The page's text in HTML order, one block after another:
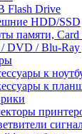
Flash Drive
HDD/SSD
памяти, Card
DVD / Blu-Ray
к
к